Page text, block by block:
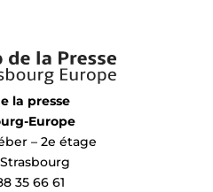
la presse
Europe
– 2e étage
35 66 61